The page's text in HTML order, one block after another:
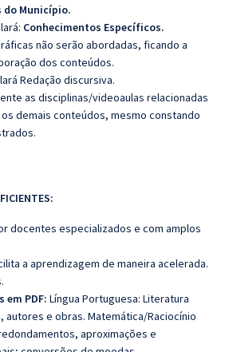
do Município.
Conhecimentos Específicos.
não serão abordadas, ficando a
dos conteúdos.
Redação discursiva.
as disciplinas/videoaulas relacionadas
demais conteúdos, mesmo constando
docentes especializados e com amplos
a aprendizagem de maneira acelerada.
em PDF: Língua Portuguesa: Literatura
autores e obras. Matemática/Raciocínio
aproximações e